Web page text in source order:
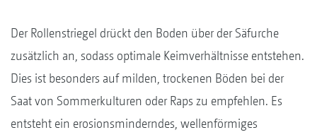
Der Rollenstriegel drückt den Boden über der Säfurche
zusätzlich an, sodass optimale Keimverhältnisse entstehen.
Dies ist besonders auf milden, trockenen Böden bei der
Saat von Sommerkulturen oder Raps zu empfehlen. Es
entsteht ein erosionsminderndes, wellenförmiges